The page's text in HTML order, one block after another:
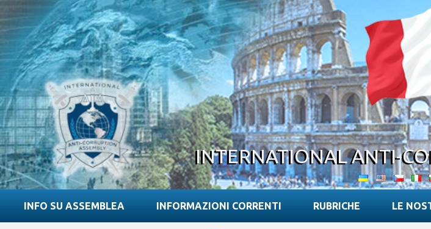
INTERNATIONAL ANTI-
INFO SU ASSEMBLEA INFORMAZIONI CORRENTI RUBRICHE LE